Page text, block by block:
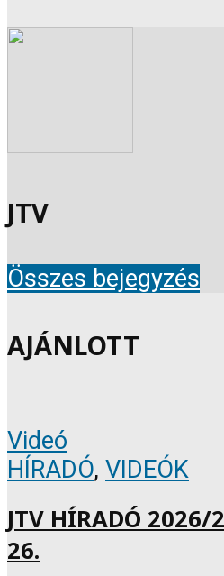
JTV
Összes bejegyzés
AJÁNLOTT
Videó
HÍRADÓ, VIDEÓK
JTV HÍRADÓ 2026/
26.